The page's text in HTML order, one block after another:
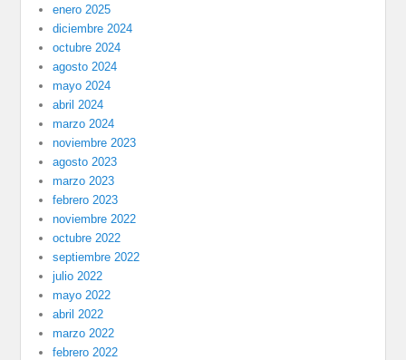
enero 2025
diciembre 2024
octubre 2024
agosto 2024
mayo 2024
abril 2024
marzo 2024
noviembre 2023
agosto 2023
marzo 2023
febrero 2023
noviembre 2022
octubre 2022
septiembre 2022
julio 2022
mayo 2022
abril 2022
marzo 2022
febrero 2022